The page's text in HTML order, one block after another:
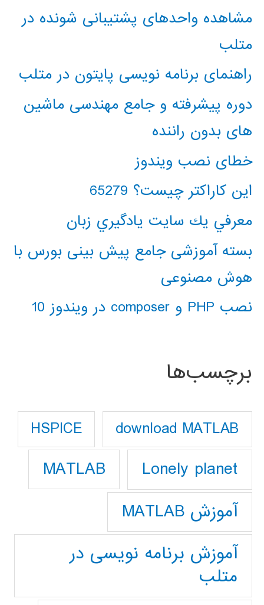
مشاهده واحدهای پشتیبانی شونده در
متلب
راهنمای برنامه نویسی پایتون در متلب
دوره پیشرفته و جامع مهندسی ماشین
های بدون راننده
خطای نصب ویندوز
این کاراکتر چیست؟ 65279
معرفي يك سايت يادگيري زبان
بسته آموزشی جامع پیش بینی بورس با
هوش مصنوعی
نصب PHP و composer در ویندوز 10
برچسب‌ها
download MATLAB
HSPICE
Lonely planet
MATLAB
آموزش MATLAB
آموزش برنامه نویسی در
متلب